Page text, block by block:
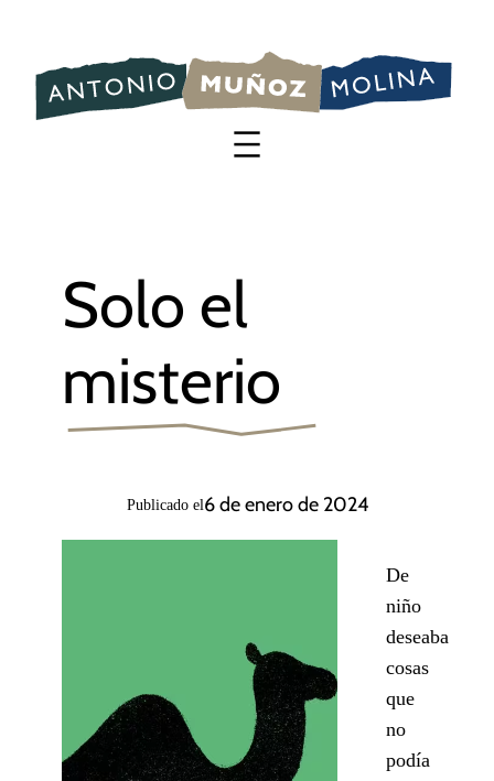
contenido
Solo el
misterio
Publicado el6 de enero de 2024
De
niño
deseaba
cosas
que
no
podía